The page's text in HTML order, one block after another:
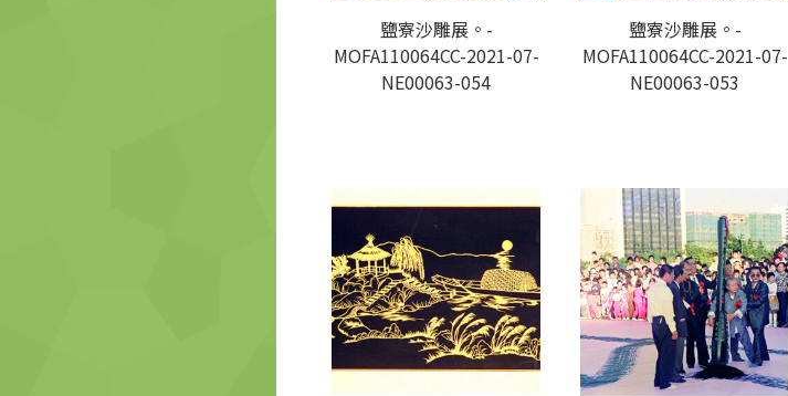
鹽寮沙雕展。-
MOFA110064CC-2021-07-
NE00063-054
鹽寮沙雕展。-
MOFA110064CC-2021-07-
NE00063-053